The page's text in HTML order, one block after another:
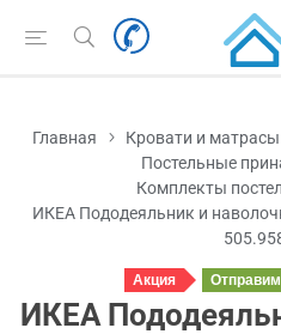
Главная Кровати и матрасы
Постельные
Комплекты
ИКЕА Пододеяльник и
Акция
Отправим
сегодня
ИКЕА